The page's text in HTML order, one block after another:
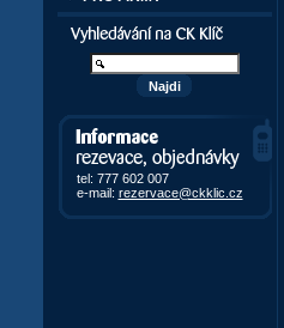
Vyhledávání kurzů a akcí
Informace, rezervace,
objedávky
tel: 777 602 007
e-mail: rezervace@ckklic.cz